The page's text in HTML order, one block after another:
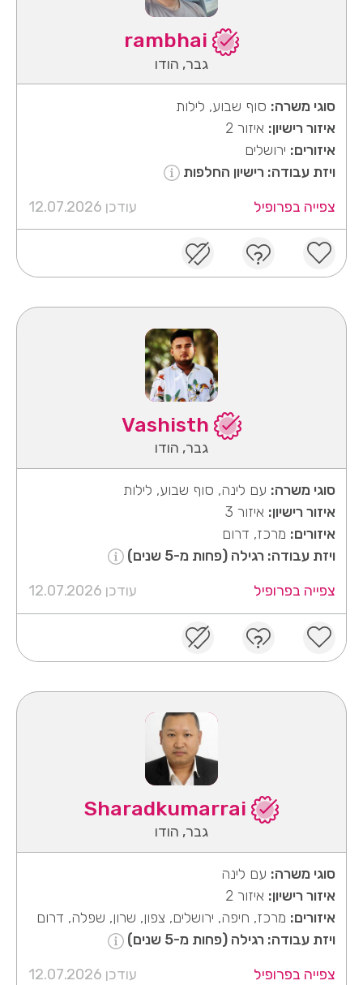
גבר, הודו
סוגי משרה: סוף שבוע, לילות
איזור רישיון: איזור 2
איזורים: ירושלים
ויזת עבודה: רישיון החלפות
צפייה בפרופיל
עודכן 12.07.2026
גבר, הודו
סוגי משרה: עם לינה, סוף שבוע, לילות
איזור רישיון: איזור 3
איזורים: מרכז, דרום
ויזת עבודה: רגילה (פחות מ-5 שנים)
צפייה בפרופיל
עודכן 12.07.2026
גבר, הודו
סוגי משרה: עם לינה
איזור רישיון: איזור 2
איזורים: מרכז, חיפה, ירושלים, צפון, שרון, שפלה, דרום
ויזת עבודה: רגילה (פחות מ-5 שנים)
צפייה בפרופיל
עודכן 12.07.2026